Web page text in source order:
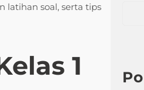
soal, serta tips
1
h